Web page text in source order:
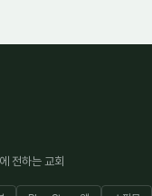
전하는 교회